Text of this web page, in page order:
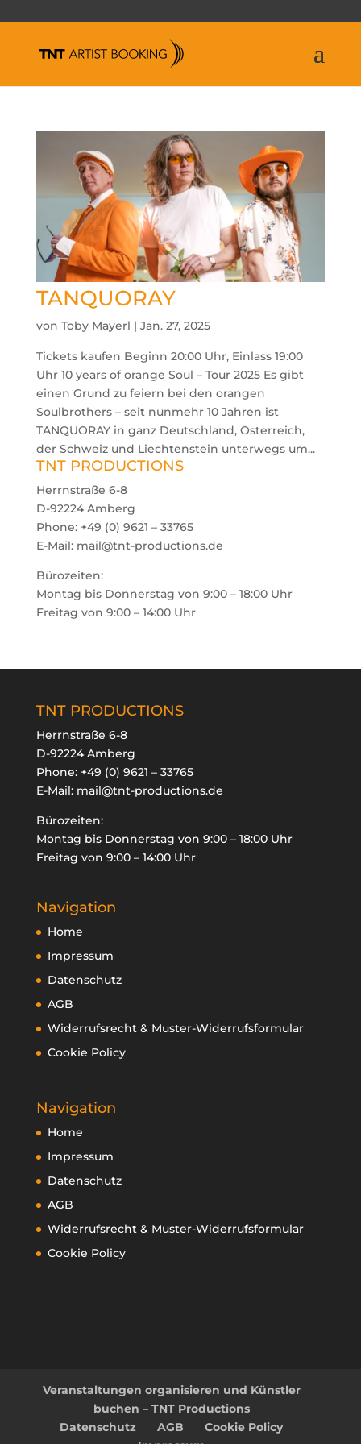

TANQUORAY
von Toby Mayerl | Jan. 27, 2025
Tickets kaufen Beginn 20:00 Uhr, Einlass 19:00
Uhr 10 years of orange Soul – Tour 2025 Es gibt
einen Grund zu feiern bei den orangen
Soulbrothers – seit nunmehr 10 Jahren ist
TANQUORAY in ganz Deutschland, Österreich,
der Schweiz und Liechtenstein unterwegs um...
TNT PRODUCTIONS
Herrnstraße 6-8
D-92224 Amberg
Phone: +49 (0) 9621 – 33765
E-Mail: mail@tnt-productions.de
Bürozeiten:
Montag bis Donnerstag von 9:00 – 18:00 Uhr
Freitag von 9:00 – 14:00 Uhr
TNT PRODUCTIONS
Herrnstraße 6-8
D-92224 Amberg
Phone: +49 (0) 9621 – 33765
E-Mail: mail@tnt-productions.de
Bürozeiten:
Montag bis Donnerstag von 9:00 – 18:00 Uhr
Freitag von 9:00 – 14:00 Uhr
Navigation
Home
Impressum
Datenschutz
AGB
Widerrufsrecht & Muster-Widerrufsformular
Cookie Policy
Navigation
Home
Impressum
Datenschutz
AGB
Widerrufsrecht & Muster-Widerrufsformular
Cookie Policy
Veranstaltungen organisieren und Künstler
buchen – TNT Productions
Datenschutz
AGB
Cookie Policy